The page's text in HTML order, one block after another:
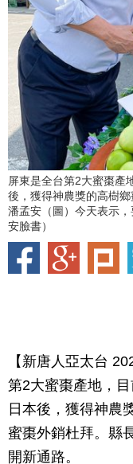
屏東是全台第2大蜜棗產
後，獲得神農獎的高樹
潘孟安（圖）今天表示
安臉書）
【新唐人亞太台
第2大蜜棗產地，
日本後，獲得神農
蜜棗外銷杜拜。縣
開新通路。